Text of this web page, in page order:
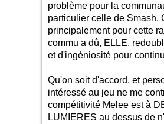
problème pour la
particulier celle de Smash.
principalement pour cette
commu a dû, ELLE,
et d'ingéniosité pour
Qu'on soit d'accord, et
intéressé au jeu ne me
compétitivité Melee est à
LUMIERES au dessus de